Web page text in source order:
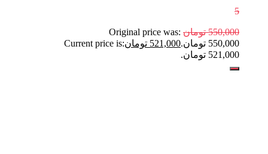
5
550,000 تومان Original price was:
550,000 تومان.
521,000 تومانCurrent price is:
521,000 تومان.